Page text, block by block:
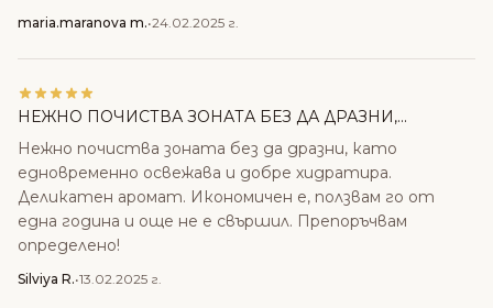
maria.maranova m.•24.02.2025 г.
НЕЖНО ПОЧИСТВА ЗОНАТА БЕЗ ДА ДРАЗНИ,...
Нежно почиства зоната без да дразни, като
едновременно освежава и добре хидратира.
Деликатен аромат. Икономичен е, ползвам го от
една година и още не е свършил. Препоръчвам
определено!
Silviya R.•13.02.2025 г.